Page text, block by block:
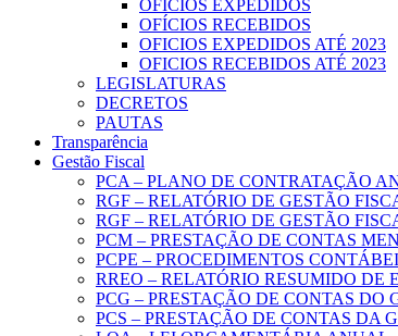
OFICIOS EXPEDIDOS
OFÍCIOS RECEBIDOS
OFICIOS EXPEDIDOS ATÉ 2023
OFICIOS RECEBIDOS ATÉ 2023
LEGISLATURAS
DECRETOS
PAUTAS
Transparência
Gestão Fiscal
PCA – PLANO DE CONTRATAÇÃO
RGF – RELATÓRIO DE GESTÃO
RGF – RELATÓRIO DE GESTÃO
PCM – PRESTAÇÃO DE CONTAS
PCPE – PROCEDIMENTOS
RREO – RELATÓRIO RESUMIDO DE
PCG – PRESTAÇÃO DE CONTAS DO
PCS – PRESTAÇÃO DE CONTAS DA